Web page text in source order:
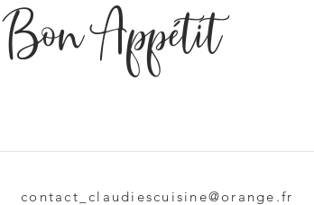
Bon Appétit
contact_claudiescuisine@orange.fr